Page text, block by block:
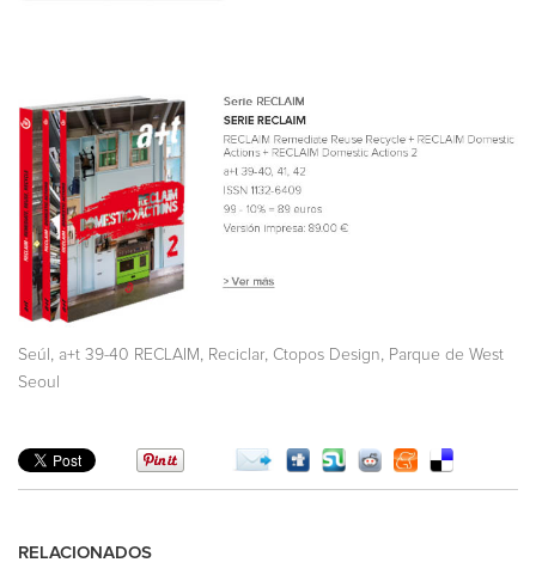
Seúl a+t 39-40 RECLAIM Reciclar Ctopos Design
Parque de West
Seoul
RELACIONADOS